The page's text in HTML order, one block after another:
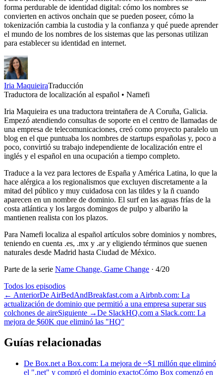
forma perdurable de identidad digital: cómo los nombres se
convierten en activos onchain que se pueden poseer, cómo la
tokenización cambia la custodia y la confianza y qué puede aprender
el mundo de los nombres de los sistemas que las personas utilizan
para establecer su identidad en internet.
Iria MaquieiraTraducción
Traductora de localización al español • Namefi
Iria Maquieira es una traductora treintañera de A Coruña, Galicia.
Empezó atendiendo consultas de soporte en el centro de llamadas de
una empresa de telecomunicaciones, creó como proyecto paralelo un
blog en el que puntuaba los nombres de startups españolas y, poco a
poco, convirtió su trabajo independiente de localización entre el
inglés y el español en una ocupación a tiempo completo.
Traduce a la vez para lectores de España y América Latina, lo que la
hace alérgica a los regionalismos que excluyen discretamente a la
mitad del público y muy cuidadosa con las tildes y la ñ cuando
aparecen en un nombre de dominio. El surf en las aguas frías de la
costa atlántica y los largos domingos de pulpo y albariño la
mantienen realista con los plazos.
Para Namefi localiza al español artículos sobre dominios y nombres,
teniendo en cuenta .es, .mx y .ar y eligiendo términos que suenen
naturales desde Madrid hasta Ciudad de México.
Parte de la serie Name Change, Game Change · 4/20
Todos los episodios
← AnteriorDe AirBedAndBreakfast.com a Airbnb.com: La
actualización de dominio que permitió a una empresa superar sus
colchones de aireSiguiente →De SlackHQ.com a Slack.com: La
mejora de $60K que eliminó las "HQ"
Guías relacionadas
De Box.net a Box.com: La mejora de ~$1 millón que eliminó
el ".net" y compró el dominio exactoCómo Box comenzó en